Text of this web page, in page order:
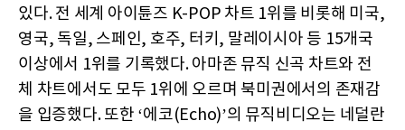
있다. 전 세계 아이튠즈 K-POP 차트 1위를 비롯해 미국,
영국, 독일, 스페인, 호주, 터키, 말레이시아 등 15개국
이상에서 1위를 기록했다. 아마존 뮤직 신곡 차트와 전
체 차트에서도 모두 1위에 오르며 북미권에서의 존재감
을 입증했다. 또한 ‘에코(Echo)’의 뮤직비디오는 네덜란